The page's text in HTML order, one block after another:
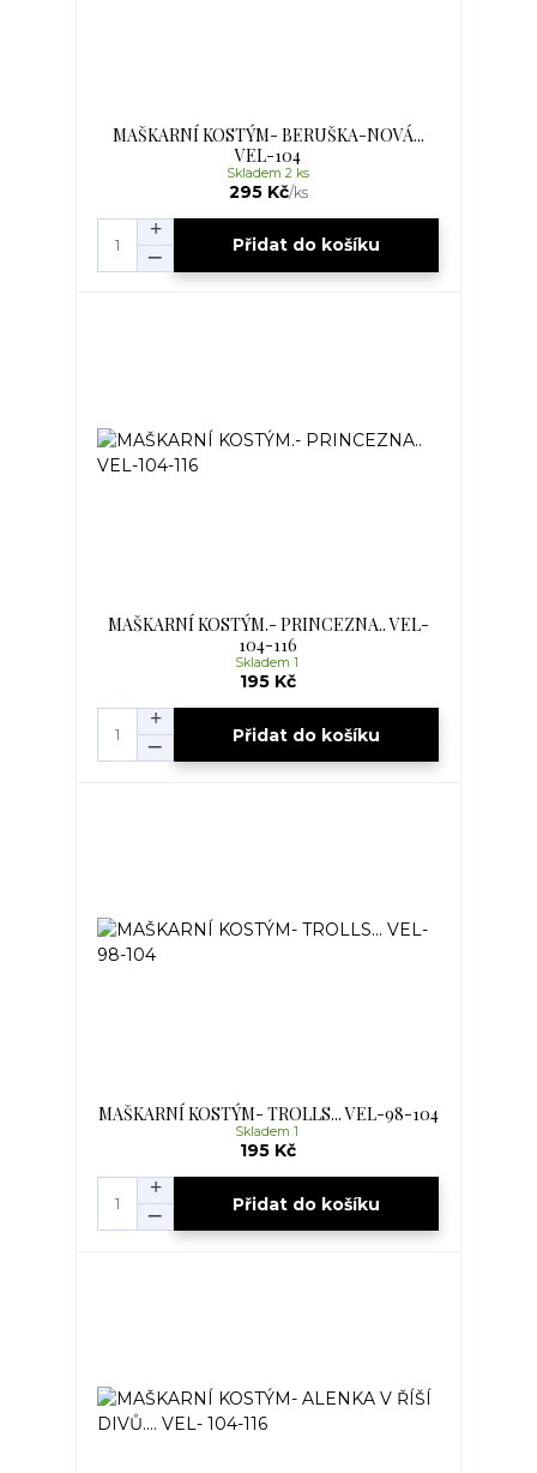
MAŠKARNÍ KOSTÝM- BERUŠKA-NOVÁ...
VEL-104
295 Kč/ks
Skladem 2 ks
Přidat do košíku
MAŠKARNÍ KOSTÝM.- PRINCEZNA.. VEL-
104-116
195 Kč
Skladem 1
Přidat do košíku
MAŠKARNÍ KOSTÝM- TROLLS... VEL-98-104
195 Kč
Skladem 1
Přidat do košíku